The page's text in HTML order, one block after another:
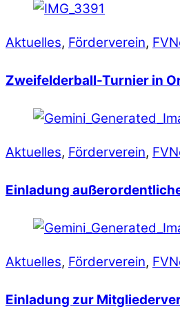
Aktuelles, Förderverein,
Zweifelderball-Turnier in
Aktuelles, Förderverein,
Einladung
Aktuelles, Förderverein,
Einladung zur